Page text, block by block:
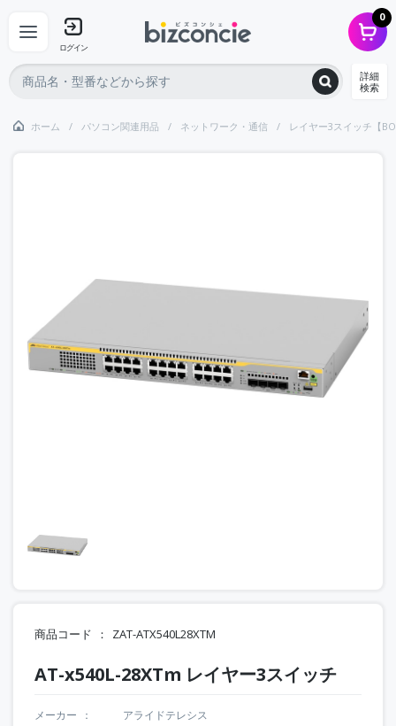
ログイン
0
詳細
検索
ホーム パソコン関連用品 ネットワーク・通信 レイヤー3スイッチ【
商品コード ZAT-ATX540L28XTM
AT-x540L-28XTm レイヤー3スイッチ
メーカー
アライドテレシス